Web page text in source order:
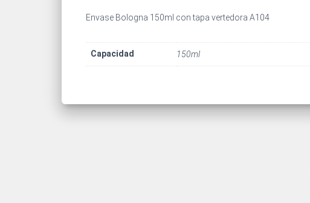
Envase Bologna 150ml con tapa vertedora A104
Capacidad 150ml